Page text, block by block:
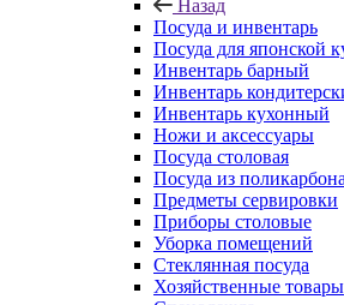
Назад
Посуда и инвентарь
Посуда для японской
Инвентарь барный
Инвентарь
Инвентарь кухонный
Ножи и аксессуары
Посуда столовая
Посуда из
Предметы сервировки
Приборы столовые
Уборка помещений
Стеклянная посуда
Хозяйственные товары